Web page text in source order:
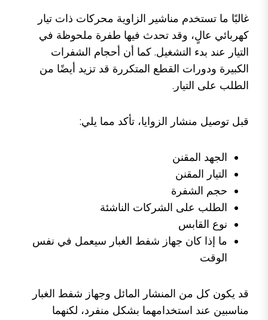
غالبًا ما تستخدم مناشير الزاوية محركات ذات تيار
كهربائي عالٍ، وقد تحدث فيها طفرة ملحوظة في
التيار عند بدء التشغيل. كما أن أحجام الشفرات
الكبيرة ودورات القطع المتكررة قد تزيد أيضًا من
الطلب على التيار.
قبل توصيل منشار الزوايا، تأكد مما يلي:
الجهد المقنن
التيار المقنن
حجم الشفرة
الطلب على الشركات الناشئة
نوع القابس
ما إذا كان جهاز شفط الغبار سيعمل في نفس
الوقت
قد يكون كل من المنشار المائل وجهاز شفط الغبار
مناسبين عند استخدامهما بشكل منفرد، لكنهما